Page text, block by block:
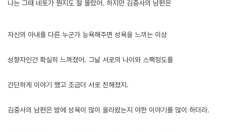
나는 그때 네토가 뭔지도 잘 몰랐어. 하지만 김중사의 남편은
자신의 아내를 다른 누군가 능욕해주면 성욕을 느끼는 이상
성향자인건 확실히 느껴졌어. 그날 서로의 나이와 스팩정도를
간단하게 이야기 했고 조금더 서로 친해졌지.
김중사의 남편은 밤에 성욕이 많이 올라왔는지 야한 이야기를 많이 하더라.